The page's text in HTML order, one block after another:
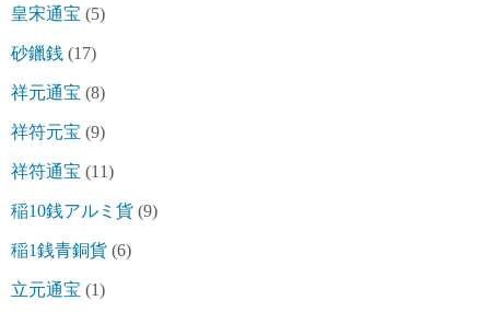
皇宋通宝 (5)
砂鑞銭 (17)
祥元通宝 (8)
祥符元宝 (9)
祥符通宝 (11)
稲10銭アルミ貨 (9)
稲1銭青銅貨 (6)
立元通宝 (1)